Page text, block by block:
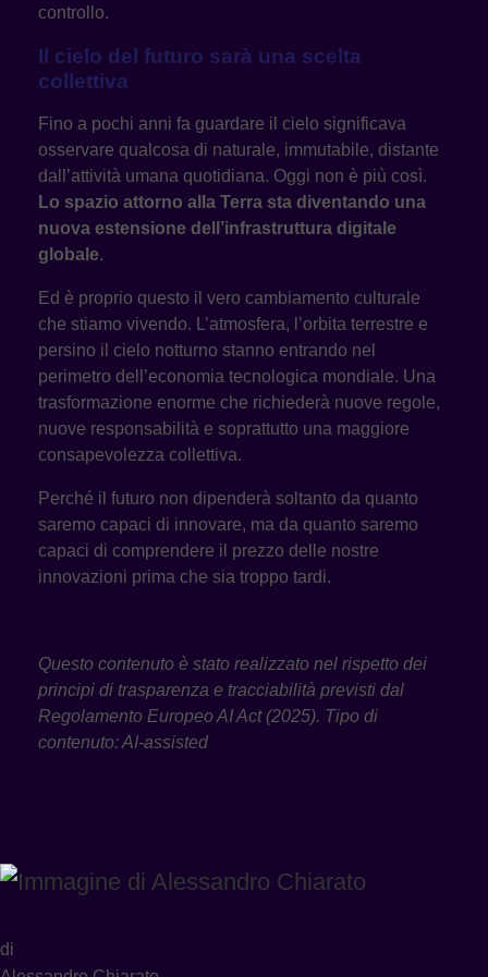
controllo.
Il cielo del futuro sarà una scelta
collettiva
Fino a pochi anni fa guardare il cielo significava
osservare qualcosa di naturale, immutabile, distante
dall’attività umana quotidiana. Oggi non è più così.
Lo spazio attorno alla Terra sta diventando una
nuova estensione dell’infrastruttura digitale
globale.
Ed è proprio questo il vero cambiamento culturale
che stiamo vivendo. L’atmosfera, l’orbita terrestre e
persino il cielo notturno stanno entrando nel
perimetro dell’economia tecnologica mondiale. Una
trasformazione enorme che richiederà nuove regole,
nuove responsabilità e soprattutto una maggiore
consapevolezza collettiva.
Perché il futuro non dipenderà soltanto da quanto
saremo capaci di innovare, ma da quanto saremo
capaci di comprendere il prezzo delle nostre
innovazioni prima che sia troppo tardi.
Questo contenuto è stato realizzato nel rispetto dei
principi di trasparenza e tracciabilità previsti dal
Regolamento Europeo AI Act (2025). Tipo di
contenuto: AI-assisted
di